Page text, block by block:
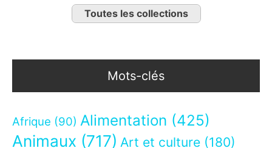
Toutes les collections
Mots-clés
Afrique (90) Alimentation (425)
Animaux (717) Art et culture (180)